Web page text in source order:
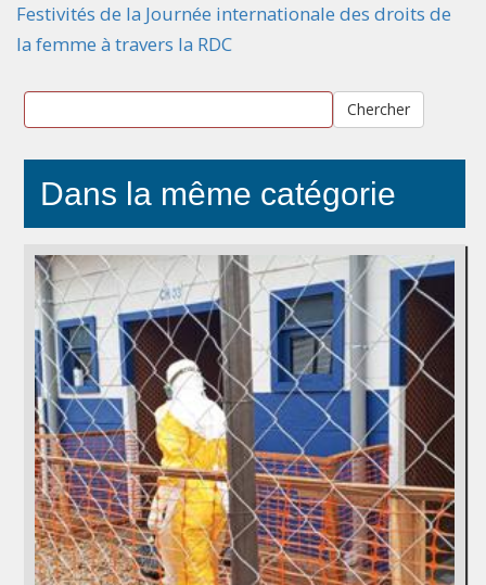
Festivités de la Journée internationale des droits de
la femme à travers la RDC
Chercher
Dans la même catégorie